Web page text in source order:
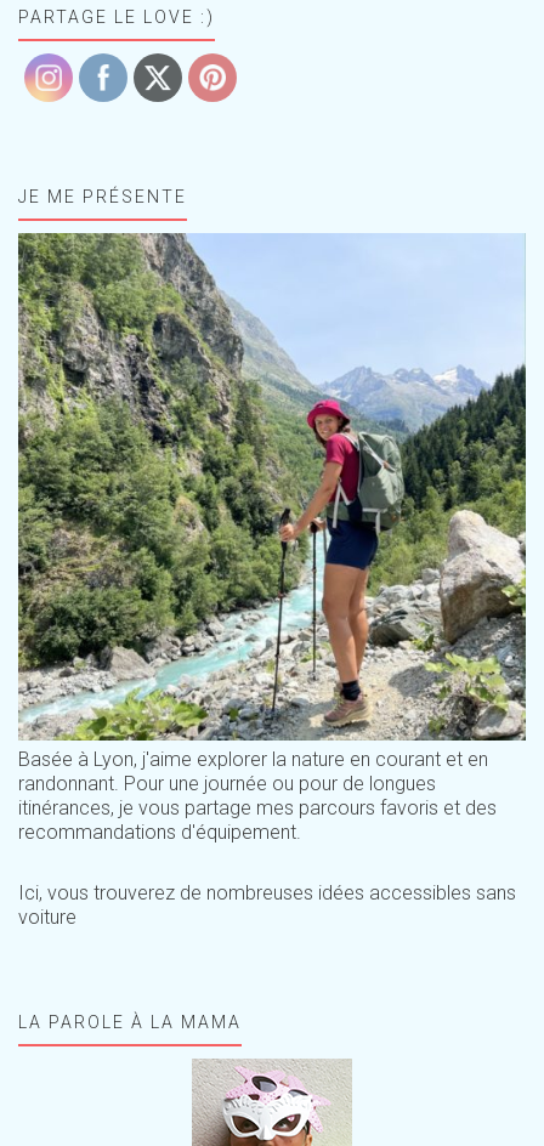
PARTAGE LE LOVE :)
JE ME PRÉSENTE
Basée à Lyon, j'aime explorer la nature en courant et en
randonnant. Pour une journée ou pour de longues
itinérances, je vous partage mes parcours favoris et des
recommandations d'équipement.
Ici, vous trouverez de nombreuses idées accessibles sans
voiture
LA PAROLE À LA MAMA